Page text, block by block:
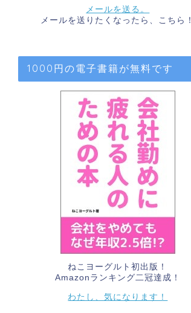
メールを送る。
メールを送りたくなったら、こちら！
1000円の電子書籍が無料です
ねこヨーグルト初出版！
Amazonランキング二冠達成！
わたし、気になります！